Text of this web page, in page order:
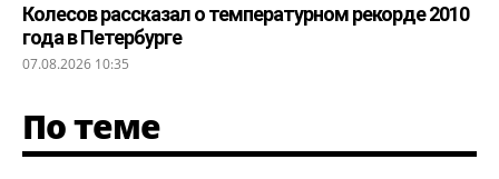
Колесов рассказал о температурном рекорде 2010
года в Петербурге
07.08.2026 10:35
По теме